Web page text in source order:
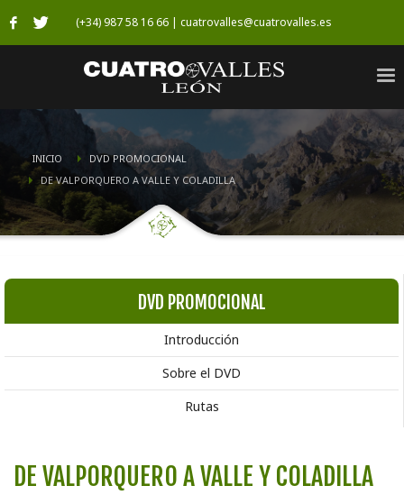
(+34) 987 58 16 66 | cuatrovalles@cuatrovalles.es
INICIO
DVD PROMOCIONAL
DE VALPORQUERO A VALLE Y COLADILLA
DVD PROMOCIONAL
Introducción
Sobre el DVD
Rutas
DE VALPORQUERO A VALLE Y COLADILLA